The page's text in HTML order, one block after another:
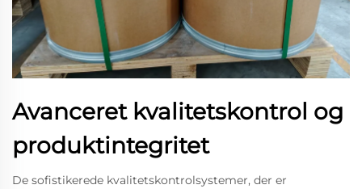
Avanceret kvalitetskontrol og
produktintegritet
De sofistikerede kvalitetskontrolsystemer, der er